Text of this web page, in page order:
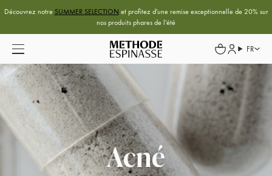
Découvrez notre SUMMER SELECTION et profitez d'une remise exceptionnelle de 20% sur
nos produits phares de l'été
FR
Acné